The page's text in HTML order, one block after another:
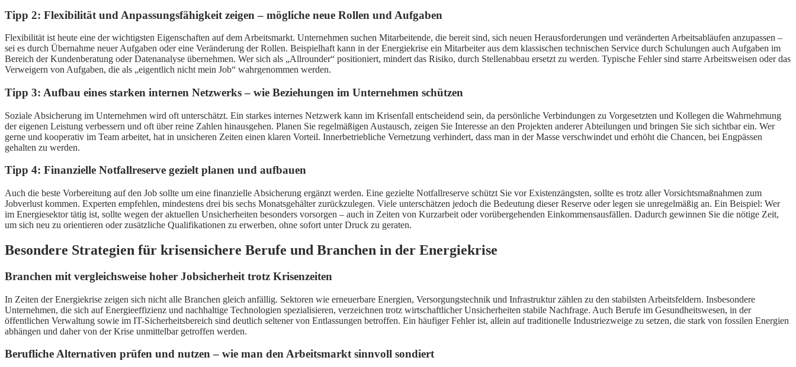
Tipp 2: Flexibilität und Anpassungsfähigkeit zeigen – mögliche neue Rollen und Aufgaben
Flexibilität ist heute eine der wichtigsten Eigenschaften auf dem Arbeitsmarkt. Unternehmen suchen Mitarbeitende, die bereit sind, sich neuen Herausforderungen und veränderten Arbeitsabläufen anzupassen –
sei es durch Übernahme neuer Aufgaben oder eine Veränderung der Rollen. Beispielhaft kann in der Energiekrise ein Mitarbeiter aus dem klassischen technischen Service durch Schulungen auch Aufgaben im
Bereich der Kundenberatung oder Datenanalyse übernehmen. Wer sich als „Allrounder“ positioniert, mindert das Risiko, durch Stellenabbau ersetzt zu werden. Typische Fehler sind starre Arbeitsweisen oder das
Verweigern von Aufgaben, die als „eigentlich nicht mein Job“ wahrgenommen werden.
Tipp 3: Aufbau eines starken internen Netzwerks – wie Beziehungen im Unternehmen schützen
Soziale Absicherung im Unternehmen wird oft unterschätzt. Ein starkes internes Netzwerk kann im Krisenfall entscheidend sein, da persönliche Verbindungen zu Vorgesetzten und Kollegen die Wahrnehmung
der eigenen Leistung verbessern und oft über reine Zahlen hinausgehen. Planen Sie regelmäßigen Austausch, zeigen Sie Interesse an den Projekten anderer Abteilungen und bringen Sie sich sichtbar ein. Wer
gerne und kooperativ im Team arbeitet, hat in unsicheren Zeiten einen klaren Vorteil. Innerbetriebliche Vernetzung verhindert, dass man in der Masse verschwindet und erhöht die Chancen, bei Engpässen
gehalten zu werden.
Tipp 4: Finanzielle Notfallreserve gezielt planen und aufbauen
Auch die beste Vorbereitung auf den Job sollte um eine finanzielle Absicherung ergänzt werden. Eine gezielte Notfallreserve schützt Sie vor Existenzängsten, sollte es trotz aller Vorsichtsmaßnahmen zum
Jobverlust kommen. Experten empfehlen, mindestens drei bis sechs Monatsgehälter zurückzulegen. Viele unterschätzen jedoch die Bedeutung dieser Reserve oder legen sie unregelmäßig an. Ein Beispiel: Wer
im Energiesektor tätig ist, sollte wegen der aktuellen Unsicherheiten besonders vorsorgen – auch in Zeiten von Kurzarbeit oder vorübergehenden Einkommensausfällen. Dadurch gewinnen Sie die nötige Zeit,
um sich neu zu orientieren oder zusätzliche Qualifikationen zu erwerben, ohne sofort unter Druck zu geraten.
Besondere Strategien für krisensichere Berufe und Branchen in der Energiekrise
Branchen mit vergleichsweise hoher Jobsicherheit trotz Krisenzeiten
In Zeiten der Energiekrise zeigen sich nicht alle Branchen gleich anfällig. Sektoren wie erneuerbare Energien, Versorgungstechnik und Infrastruktur zählen zu den stabilsten Arbeitsfeldern. Insbesondere
Unternehmen, die sich auf Energieeffizienz und nachhaltige Technologien spezialisieren, verzeichnen trotz wirtschaftlicher Unsicherheiten stabile Nachfrage. Auch Berufe im Gesundheitswesen, in der
öffentlichen Verwaltung sowie im IT-Sicherheitsbereich sind deutlich seltener von Entlassungen betroffen. Ein häufiger Fehler ist, allein auf traditionelle Industriezweige zu setzen, die stark von fossilen Energien
abhängen und daher von der Krise unmittelbar getroffen werden.
Berufliche Alternativen prüfen und nutzen – wie man den Arbeitsmarkt sinnvoll sondiert